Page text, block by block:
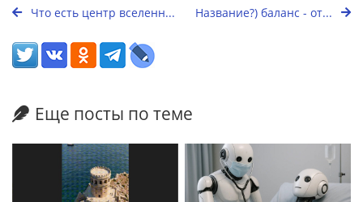
Что есть центр вселенн... Название?) баланс - от...
Еще посты по теме